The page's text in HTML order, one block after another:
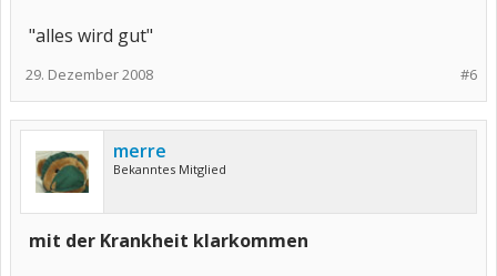
"alles wird gut"
#6
29. Dezember 2008
merre
Bekanntes Mitglied
mit der Krankheit klarkommen